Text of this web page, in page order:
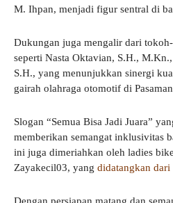
M. Ihpan, menjadi figur sentral di
​Dukungan juga mengalir dari
seperti Nasta Oktavian, S.H.,
S.H., yang menunjukkan sinergi
gairah olahraga otomotif di
​Slogan “Semua Bisa Jadi Juara”
memberikan semangat inklusivitas
ini juga dimeriahkan oleh ladies
Zayakecil03, yang didatangkan dari
​Dengan persiapan matang dan